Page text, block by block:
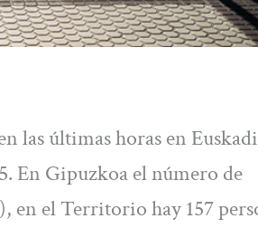
las últimas horas en
En Gipuzkoa el número de
), en el Territorio hay 157